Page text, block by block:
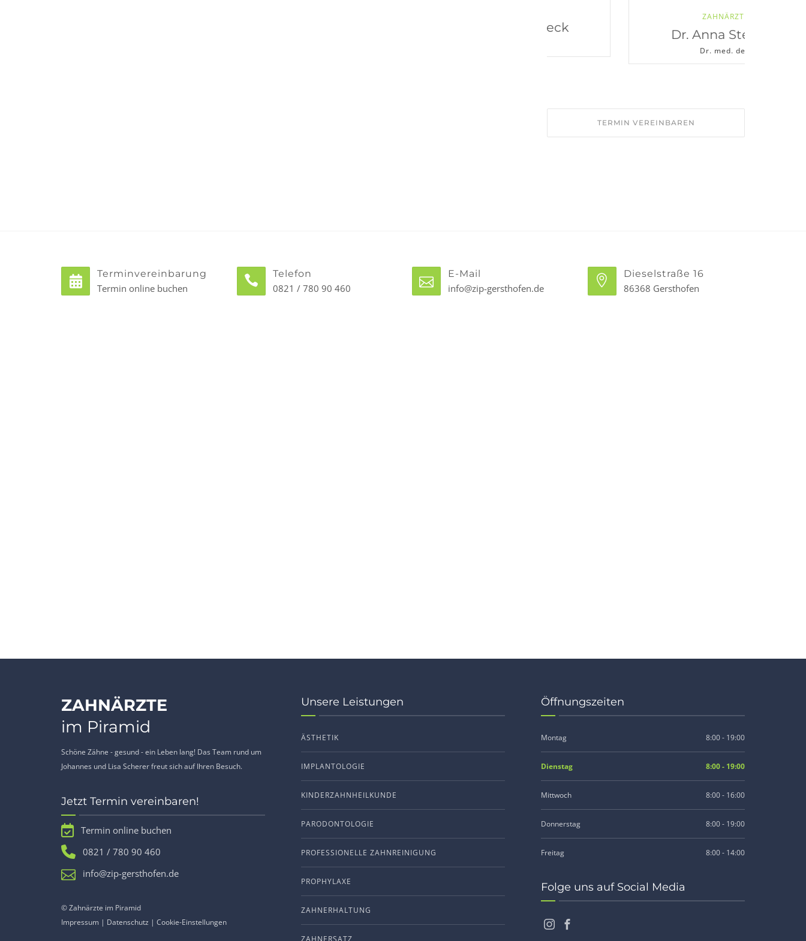
Dr. Anna Stechele
TERMIN VEREINBAREN
Terminvereinbarung
Termin online buchen
Telefon
0821 / 780 90 460
E-Mail
info@zip-gersthofen.de
Dieselstraße 16
86368 Gersthofen
ZAHNÄRZTE
im Piramid
Schöne Zähne - gesund - ein Leben lang! Das Team rund um
Johannes und Lisa Scherer freut sich auf Ihren Besuch.
Jetzt Termin vereinbaren!
Termin online buchen
0821 / 780 90 460
info@zip-gersthofen.de
© Zahnärzte im Piramid
Impressum | Datenschutz | Cookie-Einstellungen
Unsere Leistungen
ÄSTHETIK
IMPLANTOLOGIE
KINDERZAHNHEILKUNDE
PARODONTOLOGIE
PROFESSIONELLE ZAHNREINIGUNG
PROPHYLAXE
ZAHNERHALTUNG
ZAHNERSATZ
Öffnungszeiten
Montag 8:00 - 19:00
Dienstag 8:00 - 19:00
Mittwoch 8:00 - 16:00
Donnerstag 8:00 - 19:00
Freitag 8:00 - 14:00
Folge uns auf Social Media